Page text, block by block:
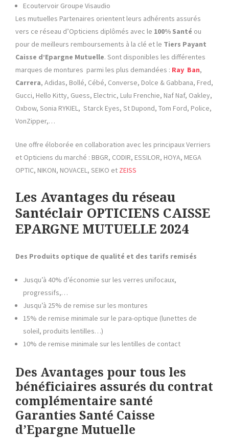
Ecoutervoir Groupe Visaudio
Les mutuelles Partenaires orientent leurs adhérents assurés
vers ce réseau d’Opticiens diplômés avec le 100% Santé ou
pour de meilleurs remboursements à la clé et le Tiers Payant
Caisse d’Epargne Mutuelle. Sont disponibles les différentes
marques de montures parmi les plus demandées : Ray Ban,
Carrera, Adidas, Bollé, Cébé, Converse, Dolce & Gabbana, Fred,
Gucci, Hello Kitty, Guess, Electric, Lulu Frenchie, Naf Naf, Oakley,
Oxbow, Sonia RYKIEL, Starck Eyes, St Dupond, Tom Ford, Police,
VonZipper,…
Une offre éloborée en collaboration avec les principaux Verriers
et Opticiens du marché : BBGR, CODIR, ESSILOR, HOYA, MEGA
OPTIC, NIKON, NOVACEL, SEIKO et ZEISS
Les Avantages du réseau
Santéclair OPTICIENS CAISSE
EPARGNE MUTUELLE 2024
Des Produits optique de qualité et des tarifs remisés
Jusqu’à 40% d’économie sur les verres unifocaux,
progressifs,…
Jusqu’à 25% de remise sur les montures
15% de remise minimale sur le para-optique (lunettes de
soleil, produits lentilles…)
10% de remise minimale sur les lentilles de contact
Des Avantages pour tous les
bénéficiaires assurés du contrat
complémentaire santé
Garanties Santé Caisse
d’Epargne Mutuelle